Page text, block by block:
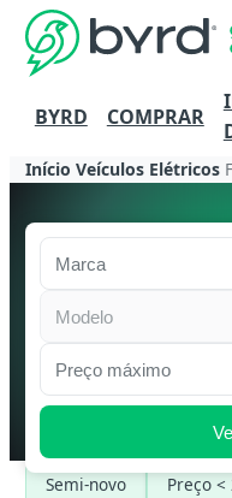
BYRD COMPRAR
Início Veículos Elétricos
Marca
Modelo
Preço máximo
Semi-novo Preço <